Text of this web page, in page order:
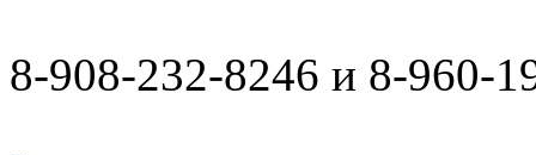
8-908-232-8246 и 8-960-